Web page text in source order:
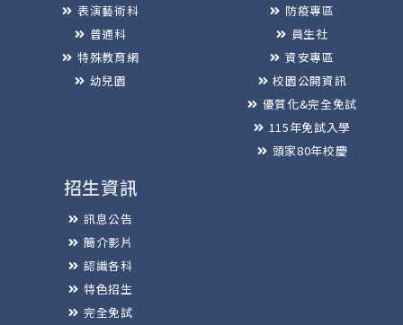
表演藝術科
普通科
特殊教育網
幼兒園
防疫專區
員生社
資安專區
校園公開資訊
優質化&完全免試
115年免試入學
頭家80年校慶
招生資訊
訊息公告
簡介影片
認識各科
特色招生
完全免試